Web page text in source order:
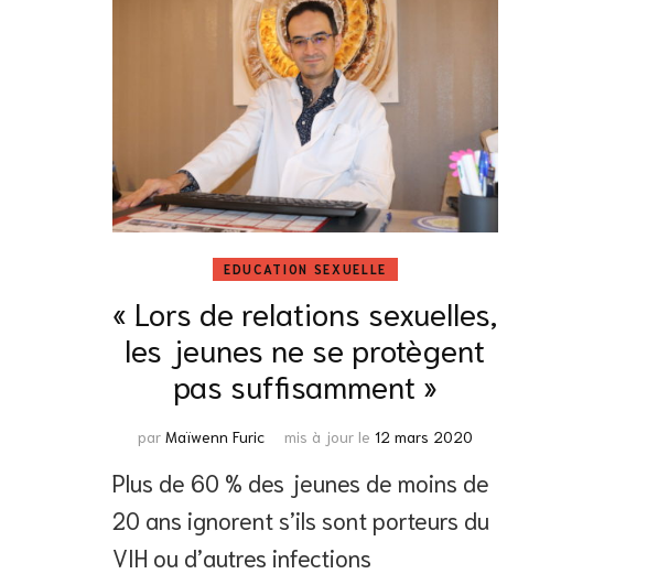
EDUCATION SEXUELLE
« Lors de relations sexuelles,
les jeunes ne se protègent
pas suffisamment »
par Maïwenn Furic mis à jour le 12 mars 2020
Plus de 60 % des jeunes de moins de
20 ans ignorent s’ils sont porteurs du
VIH ou d’autres infections